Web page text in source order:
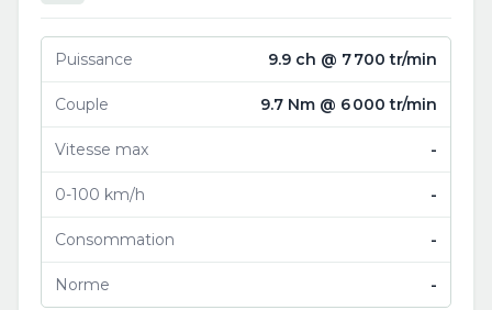
Puissance 9.9 ch @ 7 700 tr/min
Couple 9.7 Nm @ 6 000 tr/min
Vitesse max -
0-100 km/h -
Consommation -
Norme -